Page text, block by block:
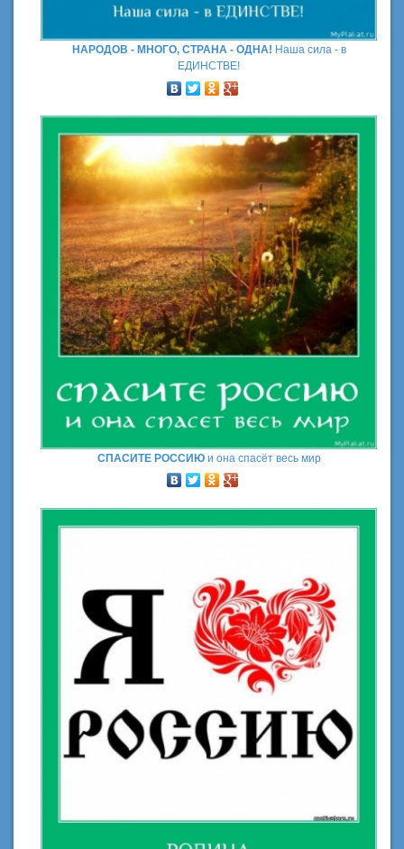
НАРОДОВ - МНОГО, СТРАНА - ОДНА! Наша сила - в
ЕДИНСТВЕ!
СПАСИТЕ РОССИЮи она спасёт весь мир